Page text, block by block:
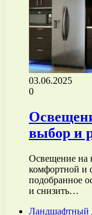
03.06.2025
0
выбор и
Освещение на
комфортной и
подобранное
и снизить…
Ландшафтный